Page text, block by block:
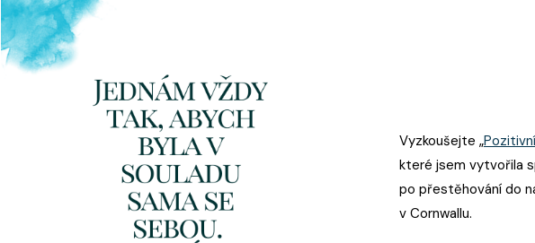
Vyzkoušejte „
které jsem vytvořila
po přestěhování do
v Cornwallu.